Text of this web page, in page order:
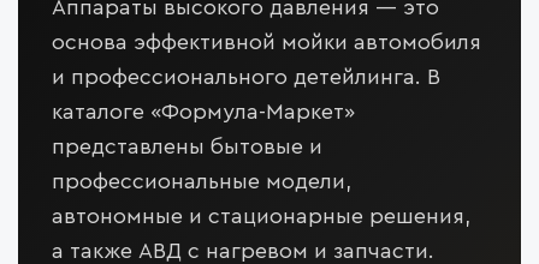
Аппараты высокого давления — это
основа эффективной мойки автомобиля
и профессионального детейлинга. В
каталоге «Формула-Маркет»
представлены бытовые и
профессиональные модели,
автономные и стационарные решения,
а также АВД с нагревом и запчасти.